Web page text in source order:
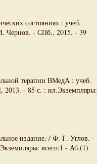
состояниях : учеб.
- СПб., 2015. - 39
терапии ВМедА : учеб.
- 85 с. : ил.Экземпляры:
издание. / Ф. Г. Углов. -
всего:1 - Аб.(1)